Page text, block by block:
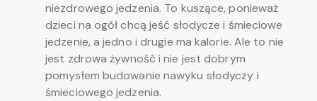
niezdrowego jedzenia. To kuszące, ponieważ
dzieci na ogół chcą jeść słodycze i śmieciowe
jedzenie, a jedno i drugie ma kalorie. Ale to nie
jest zdrowa żywność i nie jest dobrym
pomysłem budowanie nawyku słodyczy i
śmieciowego jedzenia.